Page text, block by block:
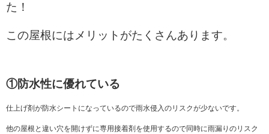
た！
この屋根にはメリットがたくさんあります。
①防水性に優れている
仕上げ剤が防水シートになっているので雨水侵入のリスクが少ないです。
他の屋根と違い穴を開けずに専用接着剤を使用するので同時に雨漏りのリスク